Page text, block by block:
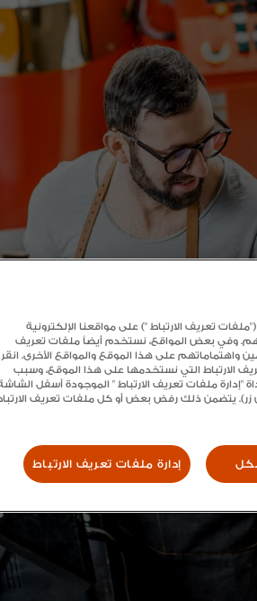
تعريف الارتباط ") على مواقعنا الإلكترونية
وفي بعض المواقع، نستخدم أيضاً ملفات تعريف
واهتماماتهم على هذا الموقع والمواقع الأخرى. انقر
الارتباط التي نستخدمها على هذا الموقع، وسبب
"إدارة ملفات تعريف الارتباط " الموجودة أسفل
يتضمن ذلك رفض بعض أو كل ملفات تعريف
إدارة ملفات تعريف الارتباط